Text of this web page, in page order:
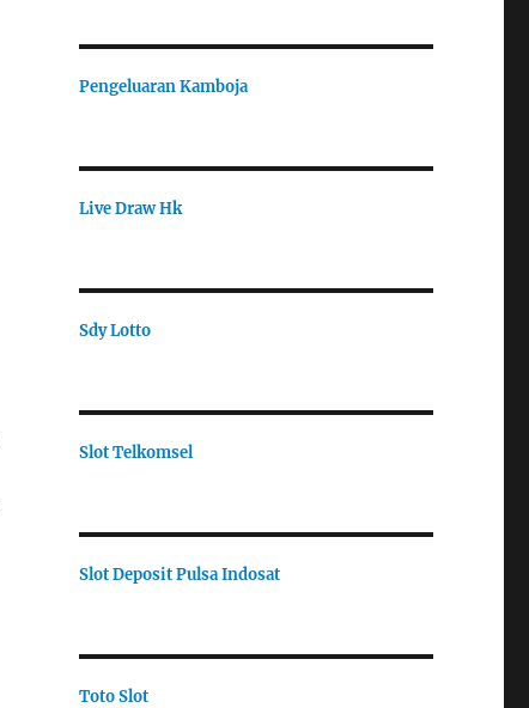
Pengeluaran Kamboja
Live Draw Hk
Sdy Lotto
Slot Telkomsel
Slot Deposit Pulsa Indosat
Toto Slot